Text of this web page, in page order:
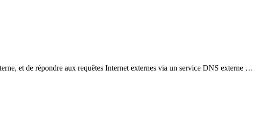
et de répondre aux requêtes Internet externes via un service DNS externe …